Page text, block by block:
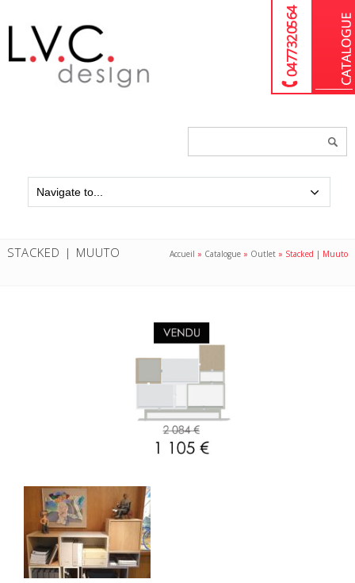
04 77 32 05 64
STACKED | MUUTO Accueil » Catalogue » Outlet » Stacked | Muuto